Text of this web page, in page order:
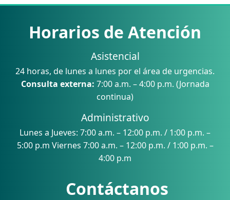
Horarios de Atención
Asistencial
24 horas, de lunes a lunes por el área de urgencias.
Consulta externa: 7:00 a.m. – 4:00 p.m. (Jornada
continua)
Administrativo
Lunes a Jueves: 7:00 a.m. – 12:00 p.m. / 1:00 p.m. –
5:00 p.m Viernes 7:00 a.m. – 12:00 p.m. / 1:00 p.m. –
4:00 p.m
Contáctanos